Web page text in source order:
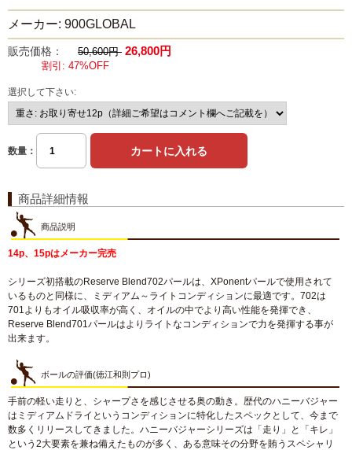
メーカー: 900GLOBAL
販売価格： 50,600円 26,800円
割引: 47%OFF
選択して下さい:
数量：
商品詳細情報
商品説明
14p、15pはメーカー完売
シリーズ初搭載のReserve Blend702パールは、XPonentパールで使用されて
いるものと同様に、ミディアム～ライトコンディションに最適です。702は
701よりもオイル吸収率が高く、オイルの中でより高い性能を発揮でき、
Reserve Blend701パールはよりライトなコンディションで力を発揮する事が
出来ます。
ボールの評価(徳江和則プロ)
手前の軽い走りと、シャープさを感じさせる奥の動き。歴代のハニーバジャー
はミディアムドライというコンディションに特化したスペックとして、今まで
数多くリリースしてきました。ハニーバジャーシリーズは「走り」と「キレ」
という2大要素を兼ね備えたものが多く、ある意味その分野を賄うスペシャリ